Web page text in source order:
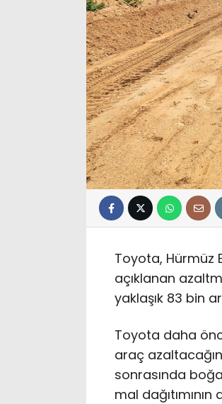
Toyota, Hürmüz
açıklanan
yaklaşık 83 bin
Toyota daha
araç
sonrasında
mal